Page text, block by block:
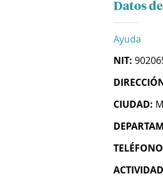
Datos
Ayuda
NIT:
CIUDAD: